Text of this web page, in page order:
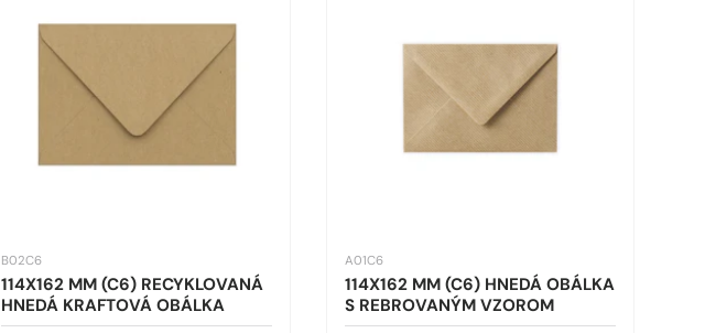
B02C6
114X162 MM (C6) RECYKLOVANÁ
HNEDÁ KRAFTOVÁ OBÁLKA
A01C6
114X162 MM (C6) HNEDÁ OBÁLKA
S REBROVANÝM VZOROM